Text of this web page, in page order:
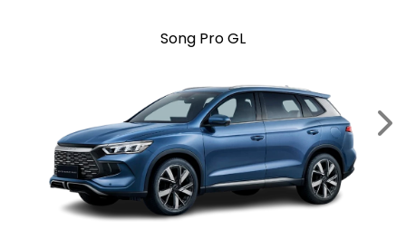
Song Pro GL